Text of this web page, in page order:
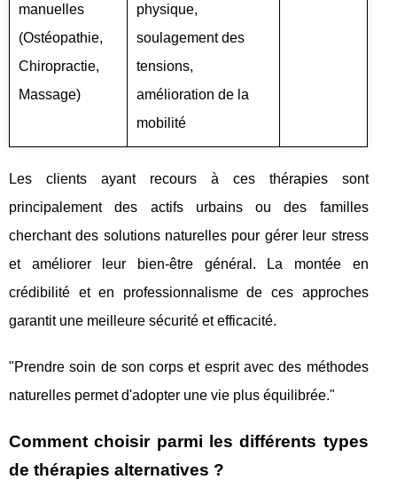
manuelles
(Ostéopathie,
Chiropractie,
Massage)
physique,
soulagement des
tensions,
amélioration de la
mobilité
Les clients ayant recours à ces thérapies sont
principalement des actifs urbains ou des familles
cherchant des solutions naturelles pour gérer leur stress
et améliorer leur bien-être général. La montée en
crédibilité et en professionnalisme de ces approches
garantit une meilleure sécurité et efficacité.
"Prendre soin de son corps et esprit avec des méthodes
naturelles permet d'adopter une vie plus équilibrée."
Comment choisir parmi les différents types
de thérapies alternatives ?